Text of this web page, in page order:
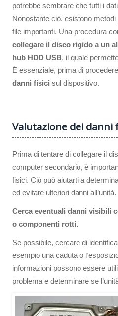
potrebbe sembrare che tutti i
Nonostante ciò, esistono
file importanti. Una procedura
collegare il disco rigido a un
hub HDD USB, il quale
È essenziale, prima di
danni fisici sul dispositivo.
Valutazione dei danni
Prima di tentare di collegare il
computer secondario, è
fisici. Ciò può aiutarti a
ed evitare ulteriori danni all’unità.
Cerca eventuali danni visibili
o componenti rotti.
Se possibile, cercare di
esempio una caduta o
informazioni possono essere
problema e determinare se